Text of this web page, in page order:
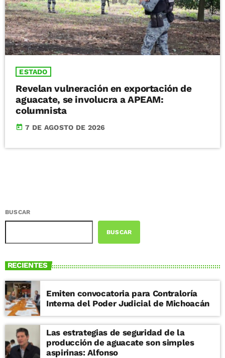
ESTADO
Revelan vulneración en exportación de
aguacate, se involucra a APEAM:
columnista
today 7 DE AGOSTO DE 2026
BUSCAR
BUSCAR
RECIENTES
Emiten convocatoria para Contraloría
Interna del Poder Judicial de Michoacán
Las estrategias de seguridad de la
producción de aguacate son simples
aspirinas: Alfonso